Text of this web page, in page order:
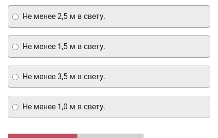
Не менее 3,5 м в свету.
Не менее 2,5 м в свету.
Не менее 1,0 м в свету.
Не менее 1,5 м в свету.